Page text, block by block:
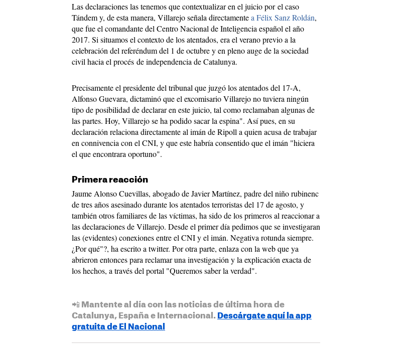
Las declaraciones las tenemos que contextualizar en el juicio por el caso
Tándem y, de esta manera, Villarejo señala directamentea Félix Sanz Roldán,
que fue el comandante del Centro Nacional de Inteligencia español el año
2017. Si situamos el contexto de los atentados, era el verano previo a la
celebración del referéndum del 1 de octubre y en pleno auge de la sociedad
civil hacia el procés de independencia de Catalunya.
Precisamente el presidente del tribunal que juzgó los atentados del 17-A,
Alfonso Guevara, dictaminó que el excomisario Villarejo no tuviera ningún
tipo de posibilidad de declarar en este juicio, tal como reclamaban algunas de
las partes. Hoy, Villarejo se ha podido sacar la espina". Así pues, en su
declaración relaciona directamente al imán de Ripoll a quien acusa de trabajar
en connivencia con el CNI, y que este habría consentido que el imán "hiciera
el que encontrara oportuno".
Primera reacción
Jaume Alonso Cuevillas, abogado de Javier Martínez, padre del niño rubinenc
de tres años asesinado durante los atentados terroristas del 17 de agosto, y
también otros familiares de las víctimas, ha sido de los primeros al reaccionar a
las declaraciones de Villarejo. Desde el primer día pedimos que se investigaran
las (evidentes) conexiones entre el CNI y el imán. Negativa rotunda siempre.
¿Por qué"?, ha escrito a twitter. Por otra parte, enlaza con la web que ya
abrieron entonces para reclamar una investigación y la explicación exacta de
los hechos, a través del portal "Queremos saber la verdad".
📲 Mantente al día con las noticias de última hora de
Catalunya, España e Internacional. Descárgate aquí la app
gratuita de El Nacional